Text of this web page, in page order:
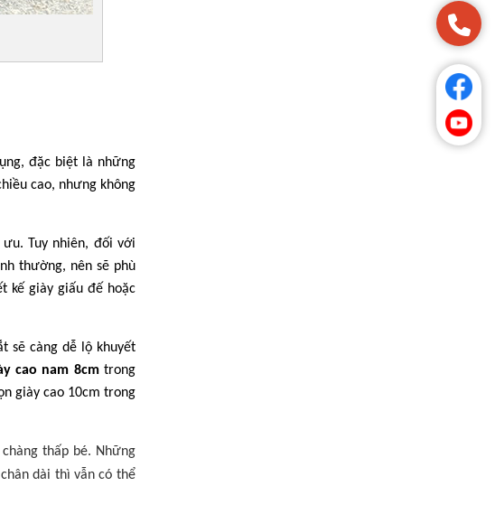
đặc biệt là những
cao, nhưng không
Tuy nhiên, đối với
thường, nên sẽ phù
kế giày giấu đế hoặc
sẽ càng dễ lộ khuyết
cao nam 8cmtrong
giày cao 10cm trong
thấp bé. N hững
chân dài thì vẫn có thể